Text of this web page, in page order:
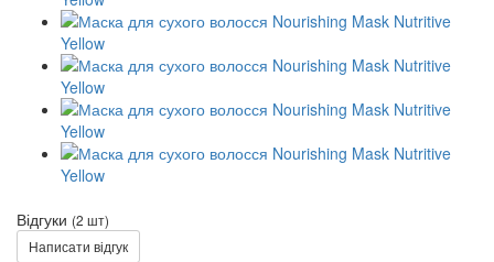
Відгуки (2 шт)
Написати відгук